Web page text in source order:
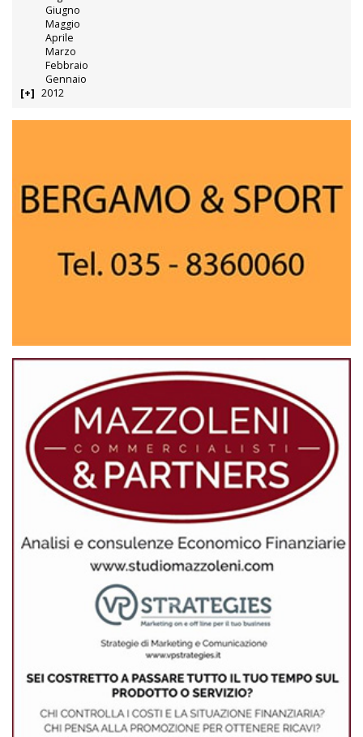
Giugno
Maggio
Aprile
Marzo
Febbraio
Gennaio
2012